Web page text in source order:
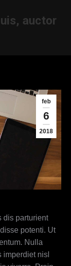
auctor
feb
6
2018
dis parturient
potenti. Ut
Nulla
nisl